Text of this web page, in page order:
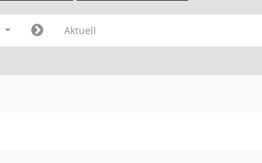
Aktuell